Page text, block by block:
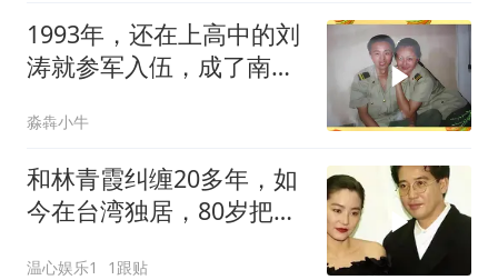
1993年，还在上高中的刘
涛就参军入伍，成了南京
兵
淼犇小牛
和林青霞纠缠20多年，如
今在台湾独居，80岁把唯
温心娱乐1 1跟贴